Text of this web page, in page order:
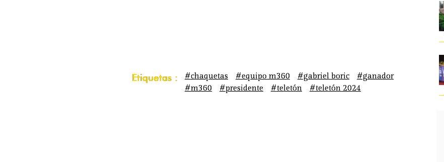
Etiquetas : #chaquetas #equipo m360 #gabriel boric
#ganador
#m360
#presidente #teletón #teletón 2024